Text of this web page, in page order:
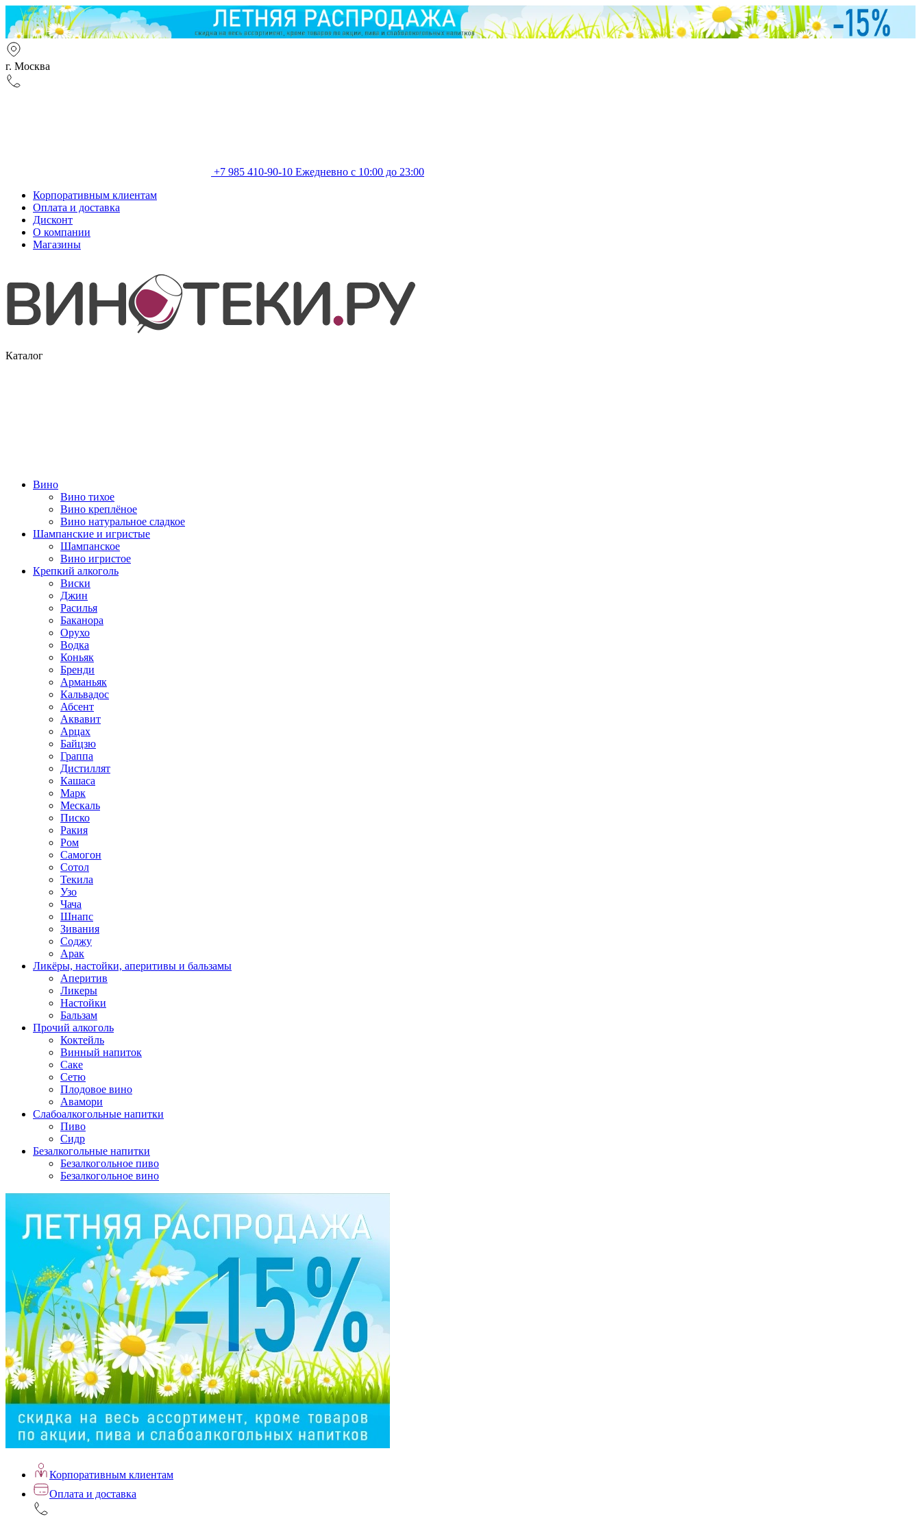
г. Москва
+7 985 410-90-10 Ежедневно с 10:00 до 23:00
Корпоративным клиентам
Оплата и доставка
Дисконт
О компании
Магазины
Каталог
Вино
Вино тихое
Вино креплёное
Вино натуральное сладкое
Шампанские и игристые
Шампанское
Вино игристое
Крепкий алкоголь
Виски
Джин
Расилья
Баканора
Орухо
Водка
Коньяк
Бренди
Арманьяк
Кальвадос
Абсент
Аквавит
Арцах
Байцзю
Граппа
Дистиллят
Кашаса
Марк
Мескаль
Писко
Ракия
Ром
Самогон
Сотол
Текила
Узо
Чача
Шнапс
Зивания
Соджу
Арак
Ликёры, настойки, аперитивы и бальзамы
Аперитив
Ликеры
Настойки
Бальзам
Прочий алкоголь
Коктейль
Винный напиток
Саке
Сетю
Плодовое вино
Авамори
Слабоалкогольные напитки
Пиво
Сидр
Безалкогольные напитки
Безалкогольное пиво
Безалкогольное вино
Корпоративным клиентам
Оплата и доставка